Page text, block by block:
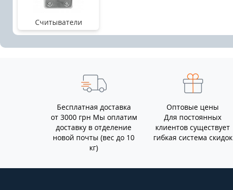
Считыватели
Бесплатная доставка
от 3000 грн Мы оплатим
доставку в отделение
новой почты (вес до 10
кг)
Оптовые цены
Для постоянных
клиентов существует
гибкая система скидок